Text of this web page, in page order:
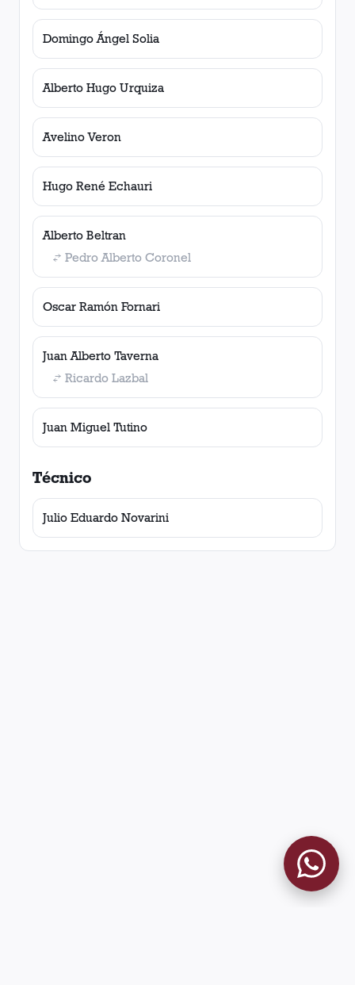
Domingo Ángel Solia
Alberto Hugo Urquiza
Avelino Veron
Hugo René Echauri
Alberto Beltran
Pedro Alberto Coronel
Oscar Ramón Fornari
Juan Alberto Taverna
Ricardo Lazbal
Juan Miguel Tutino
Técnico
Julio Eduardo Novarini